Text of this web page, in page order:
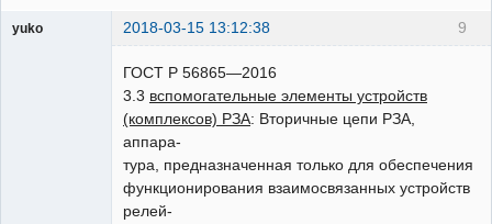
9
yuko 2018-03-15 13:12:38
ГОСТ Р 56865—2016
3.3 вспомогательные элементы устройств
(комплексов) РЗА: Вторичные цепи РЗА,
аппара-
тура, предназначенная только для обеспечения
функционирования взаимосвязанных устройств
релей-